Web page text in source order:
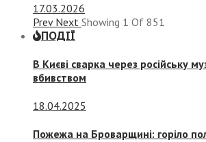
17.03.2026
Prev Next Showing 1 Of 851
ПОДІЇ
В Києві сварка через російську
вбивством
18.04.2025
Пожежа на Броварщині: горіло